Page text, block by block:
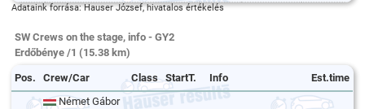
Adataink forrása: Hauser József, hivatalos értékelés
SW Crews on the stage, info - GY2
Erdőbénye /1 (15.38 km)
Pos. Crew/Car Class StartT. Info Est.time
Német Gábor